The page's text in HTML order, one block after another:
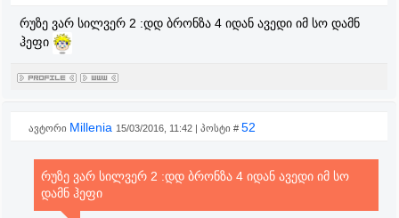
რუზე ვარ სილვერ 2 :დდ ბრონზა 4 იდან ავედი იმ სო დამნ
ჰეფი
ავტორი Millenia 15/03/2016, 11:42 | პოსტი # 52
რუზე ვარ სილვერ 2 :დდ ბრონზა 4 იდან ავედი იმ სო
დამნ ჰეფი